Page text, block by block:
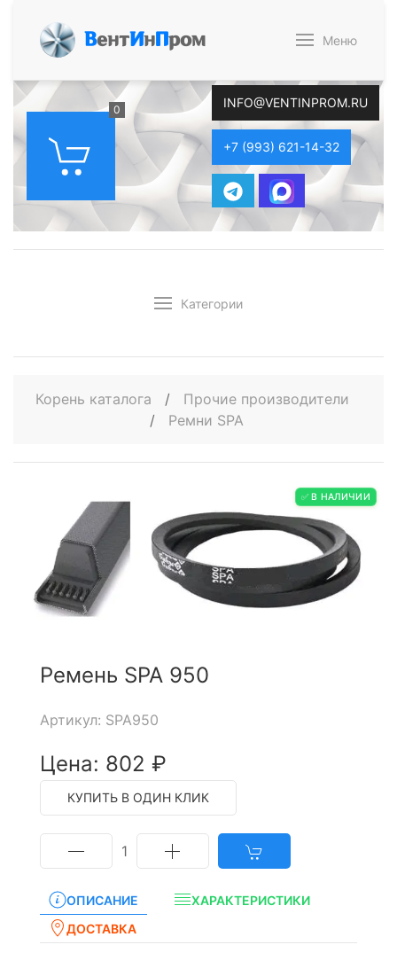
ВентИнПром Меню
0 INFO@VENTINPROM.RU
+7 (993) 621-14-32
Категории
Корень каталога /
Прочие производители
/
Ремни SPA
✅ В НАЛИЧИИ
Ремень SPA 950
Артикул: SPA950
Цена: 802 ₽
КУПИТЬ В ОДИН КЛИК
1
ОПИСАНИЕ
ХАРАКТЕРИСТИКИ
ДОСТАВКА